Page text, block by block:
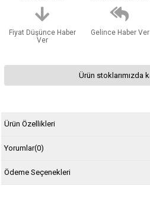
Fiyat Düşünce Haber
Ver
Gelince Haber Ver
Ürün stoklarımızda
Ürün Özellikleri
Yorumlar(0)
Ödeme Seçenekleri